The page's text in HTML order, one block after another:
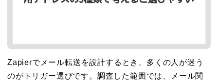
Zapierでメール転送を設計するとき、多くの人が迷う
のがトリガー選びです。調査した範囲では、メール関